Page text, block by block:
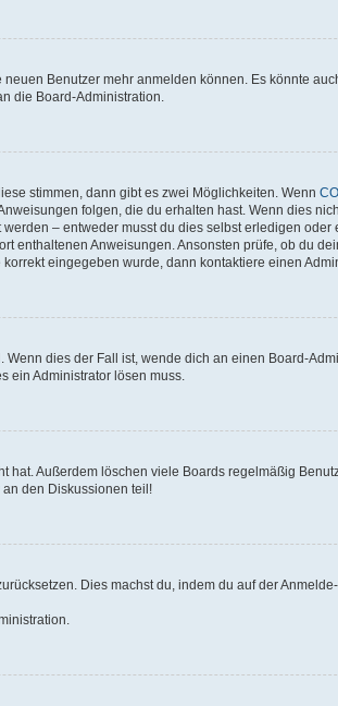
Benutzer mehr anmelden können. Es könnte
die Board-Administration.
stimmen, dann gibt es zwei Möglichkeiten. Wenn
folgen, die du erhalten hast. Wenn dies
– entweder musst du dies selbst erledigen oder
enthaltenen Anweisungen. Ansonsten prüfe, ob du
eingegeben wurde, dann kontaktiere einen
dies der Fall ist, wende dich an einen Board-
ein Administrator lösen muss.
Außerdem löschen viele Boards regelmäßig
den Diskussionen teil!
Dies machst du, indem du auf der